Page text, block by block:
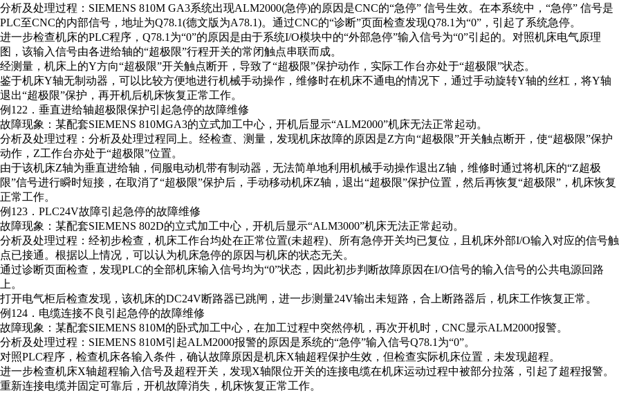
分析及处理过程：SIEMENS 810M GA3系统出现ALM2000(急停)的原因是CNC的“急停” 信号生效。在本系统中，“急停” 信号是
PLC至CNC的内部信号，地址为Q78.1(德文版为A78.1)。通过CNC的“诊断”页面检查发现Q78.1为“0”，引起了系统急停。
进一步检查机床的PLC程序，Q78.1为“0”的原因是由于系统I/O模块中的“外部急停”输入信号为“0”引起的。对照机床电气原理
图，该输入信号由各进给轴的“超极限”行程开关的常闭触点串联而成。
经测量，机床上的Y方向“超极限”开关触点断开，导致了“超极限”保护动作，实际工作台亦处于“超极限”状态。
鉴于机床Y轴无制动器，可以比较方便地进行机械手动操作，维修时在机床不通电的情况下，通过手动旋转Y轴的丝杠，将Y轴
退出“超极限”保护，再开机后机床恢复正常工作。
例122．垂直进给轴超极限保护引起急停的故障维修
故障现象：某配套SIEMENS 810MGA3的立式加工中心，开机后显示“ALM2000”机床无法正常起动。
分析及处理过程：分析及处理过程同上。经检查、测量，发现机床故障的原因是Z方向“超极限”开关触点断开，使“超极限”保护
动作，Z工作台亦处于“超极限”位置。
由于该机床Z轴为垂直进给轴，伺服电动机带有制动器，无法简单地利用机械手动操作退出Z轴，维修时通过将机床的“Z超极
限”信号进行瞬时短接，在取消了“超极限”保护后，手动移动机床Z轴，退出“超极限”保护位置，然后再恢复“超极限”，机床恢复
正常工作。
例123．PLC24V故障引起急停的故障维修
故障现象：某配套SIEMENS 802D的立式加工中心，开机后显示“ALM3000”机床无法正常起动。
分析及处理过程：经初步检查，机床工作台均处在正常位置(未超程)、所有急停开关均已复位，且机床外部I/O输入对应的信号触
点已接通。根据以上情况，可以认为机床急停的原因与机床的状态无关。
通过诊断页面检查，发现PLC的全部机床输入信号均为“0”状态，因此初步判断故障原因在I/O信号的输入信号的公共电源回路
上。
打开电气柜后检查发现，该机床的DC24V断路器已跳闸，进一步测量24V输出未短路，合上断路器后，机床工作恢复正常。
例124．电缆连接不良引起急停的故障维修
故障现象：某配套SIEMENS 810M的卧式加工中心，在加工过程中突然停机，再次开机时，CNC显示ALM2000报警。
分析及处理过程：SIEMENS 810M引起ALM2000报警的原因是系统的“急停”输入信号Q78.1为“0”。
对照PLC程序，检查机床各输入条件，确认故障原因是机床X轴超程保护生效，但检查实际机床位置，未发现超程。
进一步检查机床X轴超程输入信号及超程开关，发现X轴限位开关的连接电缆在机床运动过程中被部分拉落，引起了超程报警。
重新连接电缆并固定可靠后，开机故障消失，机床恢复正常工作。